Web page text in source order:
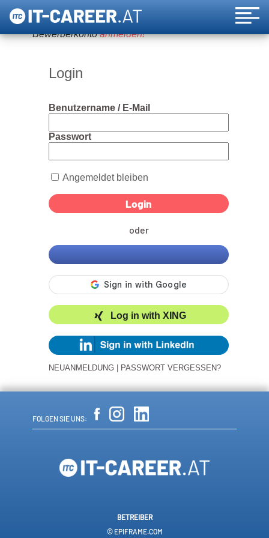
Um diese Funktion nutzen zu können, bitte ein
Bewerberkontoanmelden!
Login
Benutzername / E-Mail
Passwort
Angemeldet bleiben
oder
Log in with XING
NEUANMELDUNG PASSWORT VERGESSEN?
FOLGEN SIE UNS:
BETREIBER
© EPIFRAME.COM